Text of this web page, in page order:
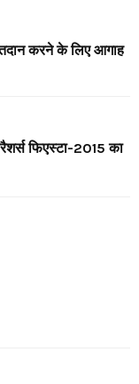
करने के लिए आगाह
फिएस्टा-2015 का